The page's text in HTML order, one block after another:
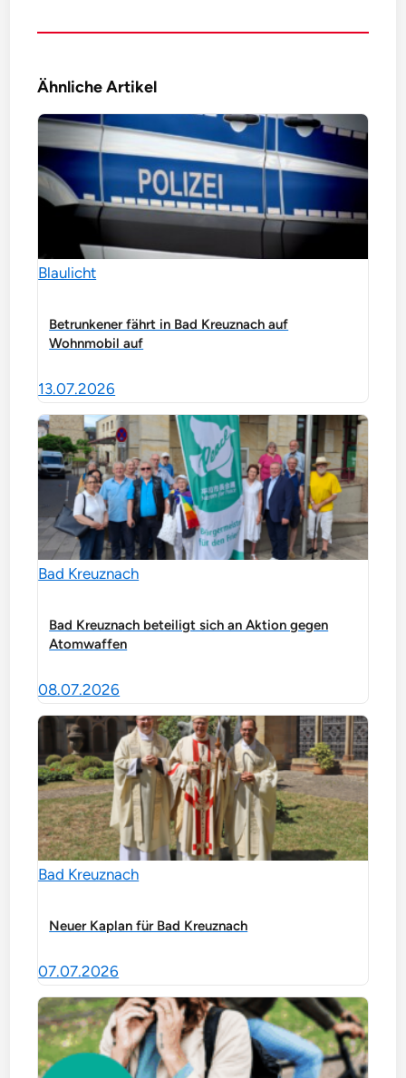
Ähnliche Artikel
Blaulicht
Betrunkener fährt in Bad Kreuznach auf
Wohnmobil auf
13.07.2026
Bad Kreuznach
Bad Kreuznach beteiligt sich an Aktion gegen
Atomwaffen
08.07.2026
Bad Kreuznach
Neuer Kaplan für Bad Kreuznach
07.07.2026